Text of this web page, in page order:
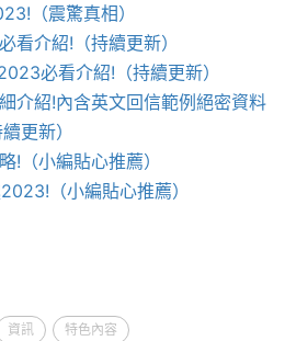
（震驚真相）
看介紹!（持續更新）
必看介紹!（持續更新）
介紹!內含英文回信範例絕密資料
更新）
!（小編貼心推薦）
（小編貼心推薦）
資訊 特色內容